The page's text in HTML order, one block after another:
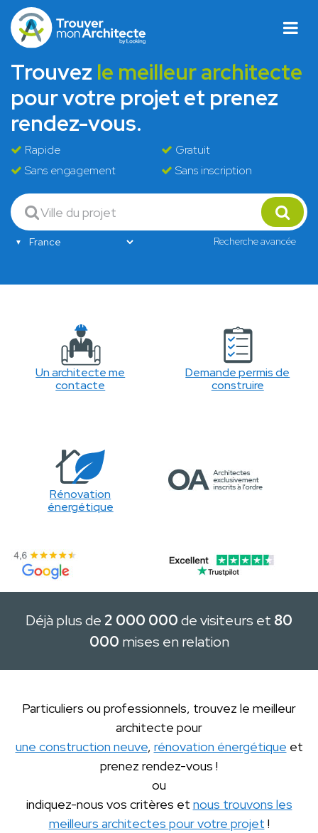
Trouvez le meilleur architecte
pour votre projet et prenez
rendez-vous.
Rapide
Gratuit
Sans engagement
Sans inscription
Recherche avancée
Un architecte me
contacte
Demande permis de
construire
Rénovation
énergétique
Déjà plus de 2 000 000de visiteurs et 80
000 mises en relation
Particuliers ou professionnels, trouvez le meilleur
architecte pour
une construction neuve, rénovation énergétique et
prenez rendez-vous !
ou
indiquez-nous vos critères et nous trouvons les
meilleurs architectes pour votre projet !